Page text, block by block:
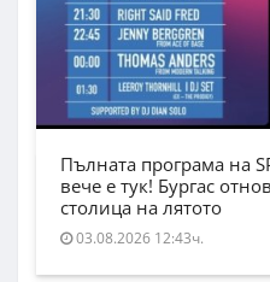
Пълната програма на
вече е тук! Бургас
столица на лятото
03.08.2026 12:43ч.